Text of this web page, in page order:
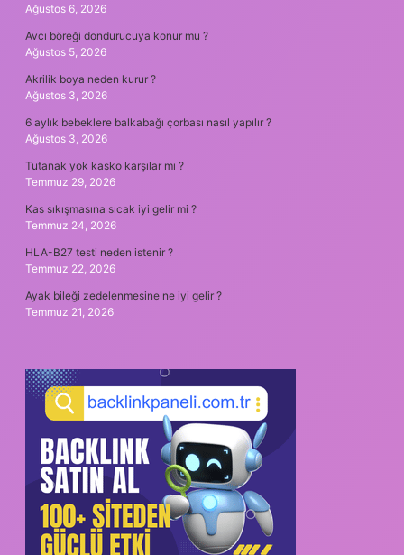
Ağustos 6, 2026
Avcı böreği dondurucuya konur mu ?
Ağustos 5, 2026
Akrilik boya neden kurur ?
Ağustos 3, 2026
6 aylık bebeklere balkabağı çorbası nasıl yapılır ?
Ağustos 3, 2026
Tutanak yok kasko karşılar mı ?
Temmuz 29, 2026
Kas sıkışmasına sıcak iyi gelir mi ?
Temmuz 24, 2026
HLA-B27 testi neden istenir ?
Temmuz 22, 2026
Ayak bileği zedelenmesine ne iyi gelir ?
Temmuz 21, 2026